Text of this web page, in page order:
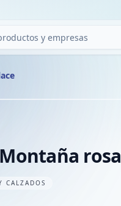
rosa
CALZADOS